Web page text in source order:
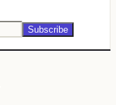
Subscribe